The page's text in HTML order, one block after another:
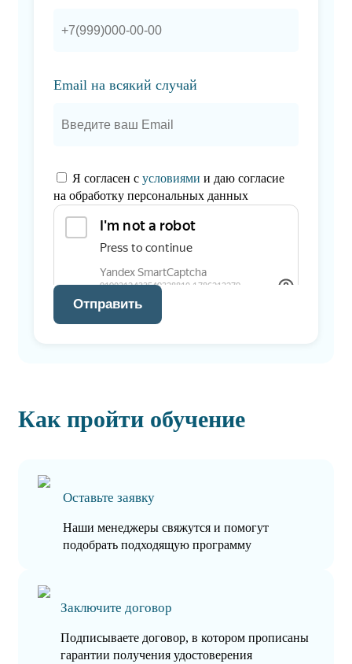
Email на всякий случай
Я согласен с условиями и даю согласие
на обработку персональных данных
Отправить
Как пройти обучение
Оставьте заявку
Наши менеджеры свяжутся и помогут
подобрать подходящую программу
Заключите договор
Подписываете договор, в котором прописаны
гарантии получения удостоверения